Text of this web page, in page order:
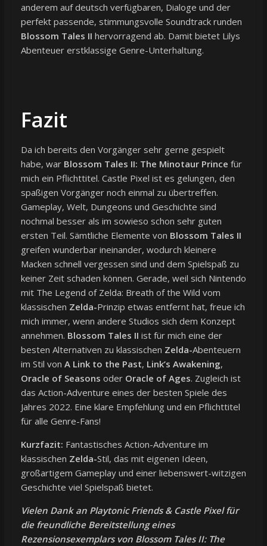
anderem auf deutsch verfügbaren, Dialoge und der
perfekt passende, stimmungsvolle Soundtrack runden
Blossom Tales II hervorragend ab. Damit bietet Lilys
Abenteuer erstklassige Genre-Unterhaltung.
Fazit
Da ich bereits den Vorgänger sehr gerne gespielt
habe, war Blossom Tales II: The Minotaur Prince für
mich ein Pflichttitel. Castle Pixel ist es gelungen, den
spaßigen Vorgänger noch einmal zu übertreffen.
Gameplay, Welt, Dungeons und Geschichte sind
nochmal besser als im sowieso schon sehr guten
ersten Teil. Sämtliche Elemente von Blossom Tales II
greifen wunderbar ineinander, wodurch kleinere
Macken schnell vergessen sind und dem Spielspaß zu
keiner Zeit schaden können. Gerade, weil sich Nintendo
mit The Legend of Zelda: Breath of the Wild vom
klassischen Zelda-Prinzip etwas entfernt hat, freue ich
mich immer, wenn andere Studios sich dem Konzept
annehmen. Blossom Tales II ist für mich eine der
besten Alternativen zu klassischen Zelda-Abenteuern
im Stil von A Link to the Past, Link’s Awakening,
Oracle of Seasons oder Oracle of Ages. Zugleich ist
das Action-Adventure eines der besten Spiele des
Jahres 2022. Eine klare Empfehlung und ein Pflichttitel
für alle Genre-Fans!
Kurzfazit: Fantastisches Action-Adventure im
klassischen Zelda-Stil, das mit eigenen Ideen,
großartigem Gameplay und einer liebenswert-witzigen
Geschichte viel Spielspaß bietet.
Vielen Dank an Playtonic Friends & Castle Pixel für
die freundliche Bereitstellung eines
Rezensionsexemplars von Blossom Tales II: The